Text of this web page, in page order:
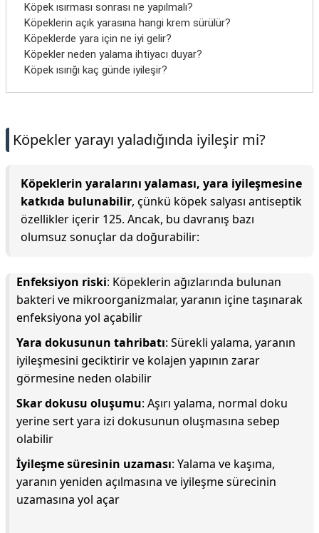
Köpek ısırması sonrası ne yapılmalı?
Köpeklerin açık yarasına hangi krem sürülür?
Köpeklerde yara için ne iyi gelir?
Köpekler neden yalama ihtiyacı duyar?
Köpek ısırığı kaç günde iyileşir?
Köpekler yarayı yaladığında iyileşir mi?
Köpeklerin yaralarını yalaması, yara iyileşmesine
katkıda bulunabilir, çünkü köpek salyası antiseptik
özellikler içerir 125. Ancak, bu davranış bazı
olumsuz sonuçlar da doğurabilir:
Enfeksiyon riski: Köpeklerin ağızlarında bulunan
bakteri ve mikroorganizmalar, yaranın içine taşınarak
enfeksiyona yol açabilir
Yara dokusunun tahribatı: Sürekli yalama, yaranın
iyileşmesini geciktirir ve kolajen yapının zarar
görmesine neden olabilir
Skar dokusu oluşumu: Aşırı yalama, normal doku
yerine sert yara izi dokusunun oluşmasına sebep
olabilir
İyileşme süresinin uzaması: Yalama ve kaşıma,
yaranın yeniden açılmasına ve iyileşme sürecinin
uzamasına yol açar